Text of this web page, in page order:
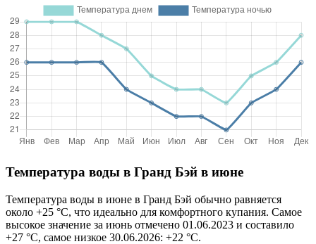
Температура воды в Гранд Бэй в июне
Температура воды в июне в Гранд Бэй обычно равняется
около +25 °C, что идеально для комфортного купания. Самое
высокое значение за июнь отмечено 01.06.2023 и составило
+27 °C, самое низкое 30.06.2026: +22 °C.